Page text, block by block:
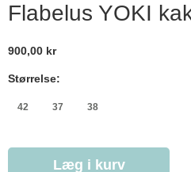
Flabelus YOKI
900,00 kr
Størrelse:
42 37 38
Læg i kurv